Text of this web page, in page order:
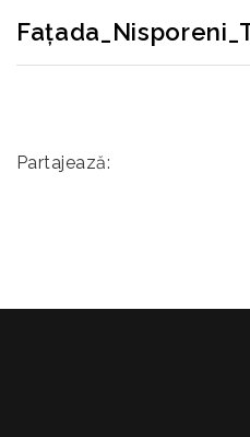
Partajează: